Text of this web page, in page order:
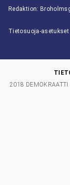
Redaktion:
Tietosuoja-asetukset
2018 DEMOKRAATTI